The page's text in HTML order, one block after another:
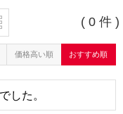
( 0 件 )
価格高い順 おすすめ順
した。